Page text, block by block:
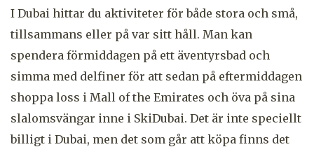
I Dubai hittar du aktiviteter för både stora och små,
tillsammans eller på var sitt håll. Man kan
spendera förmiddagen på ett äventyrsbad och
simma med delfiner för att sedan på eftermiddagen
shoppa loss i Mall of the Emirates och öva på sina
slalomsvängar inne i SkiDubai. Det är inte speciellt
billigt i Dubai, men det som går att köpa finns det